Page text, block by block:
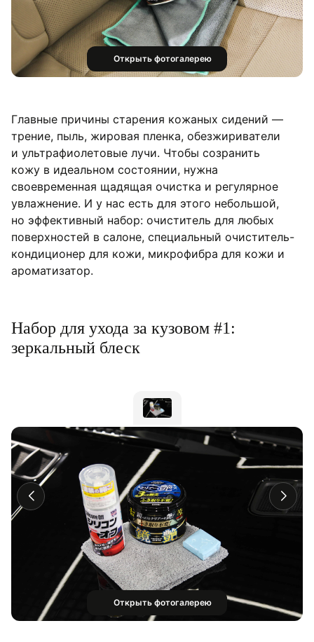
Открыть фотогалерею
Главные причины старения кожаных сидений —
трение, пыль, жировая пленка, обезжириватели
и ультрафиолетовые лучи. Чтобы созранить
кожу в идеальном состоянии, нужна
своевременная щадящая очистка и регулярное
увлажнение. И у нас есть для этого небольшой,
но эффективный набор: очиститель для любых
поверхностей в салоне, специальный очиститель-
кондиционер для кожи, микрофибра для кожи и
ароматизатор.
Набор для ухода за кузовом #1:
зеркальный блеск
Открыть фотогалерею